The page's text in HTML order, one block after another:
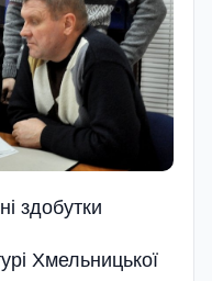
здобутки
Хмельницької